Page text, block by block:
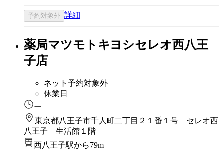
予約対象外 詳細
薬局マツモトキヨシセレオ西八王
子店
ネット予約対象外
休業日
ー
東京都八王子市千人町二丁目２１番１号 セレオ西
八王子 生活館１階
西八王子駅から79m